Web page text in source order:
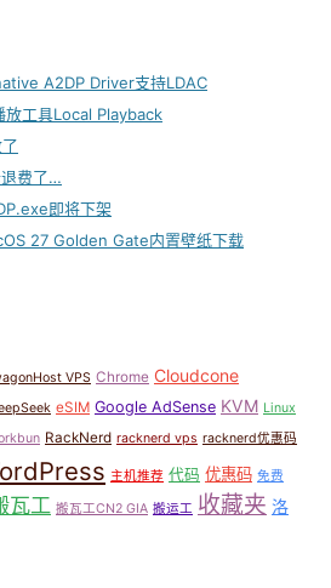
A2DP Driver支持LDAC
放工具Local Playback
费了…
即将下架
27 Golden Gate内置壁纸下载
VPS Chrome Cloudcone
eSIM Google AdSense KVM Linux
RackNerd racknerd vps racknerd优惠码
主机推荐 代码 优惠码 免费
瓦工 搬瓦工CN2 GIA 搬运工 收藏夹 洛